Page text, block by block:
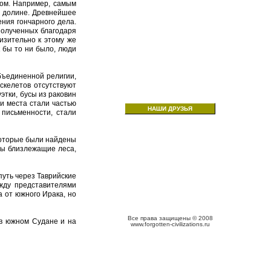
НАШИ ДРУЗЬЯ
Все права защищены © 2008
www.forgotten-civilizations.ru
Например, самым
долине. Древнейшее
гончарного дела.
благодаря
к этому же
бы то ни было, люди
религии,
отсутствуют
бусы из раковин
места стали частью
стали
были найдены
близлежащие леса,
через Таврийские
представителями
от южного Ирака, но
южном Судане и на